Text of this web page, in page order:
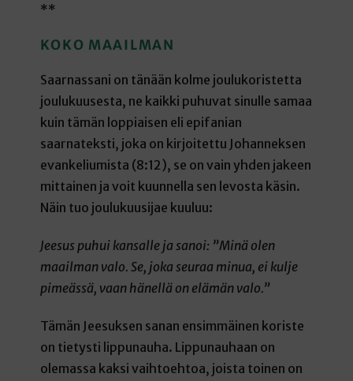
**
KOKO MAAILMAN
Saarnassani on tänään kolme joulukoristetta
joulukuusesta, ne kaikki puhuvat sinulle samaa
kuin tämän loppiaisen eli epifanian
saarnateksti, joka on kirjoitettu Johanneksen
evankeliumista (8:12), se on vain yhden jakeen
mittainen ja voit kuunnella sen levosta käsin.
Näin tuo joulukuusijae kuuluu:
Jeesus puhui kansalle ja sanoi: ”Minä olen
maailman valo. Se, joka seuraa minua, ei kulje
pimeässä, vaan hänellä on elämän valo.”
Tämän Jeesuksen sanan ensimmäinen koriste
on tietysti lippunauha. Lippunauhaan on
olemassa kaksi vaihtoehtoa, joista toinen on